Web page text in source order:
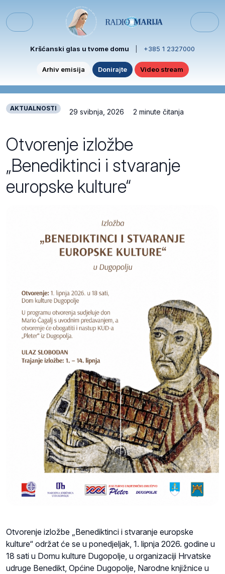
Menu
Kršćanski glas u tvome domu +385 1 2327000
Arhiv emisija Donirajte Video stream
AKTUALNOSTI 29 svibnja, 2026 2 minute čitanja
Otvorenje izložbe
„Benediktinci i stvaranje
europske kulture“
Otvorenje izložbe „Benediktinci i stvaranje europske
kulture“ održat će se u ponedjeljak, 1. lipnja 2026. godine u
18 sati u Domu kulture Dugopolje, u organizaciji Hrvatske
udruge Benedikt, Općine Dugopolje, Narodne knjižnice u